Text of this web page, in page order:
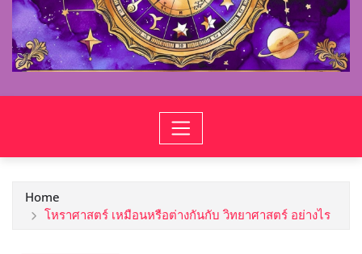
Home
โหราศาสตร์ เหมือนหรือต่างกันกับ วิทยาศาสตร์ อย่างไร